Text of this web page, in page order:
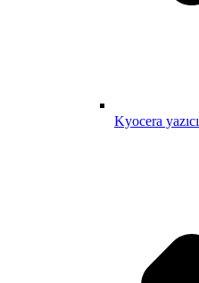
Kyocera yazıcı